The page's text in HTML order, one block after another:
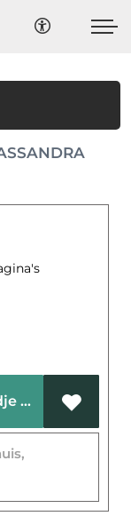
Voeg toe aan mijn winkelmandje